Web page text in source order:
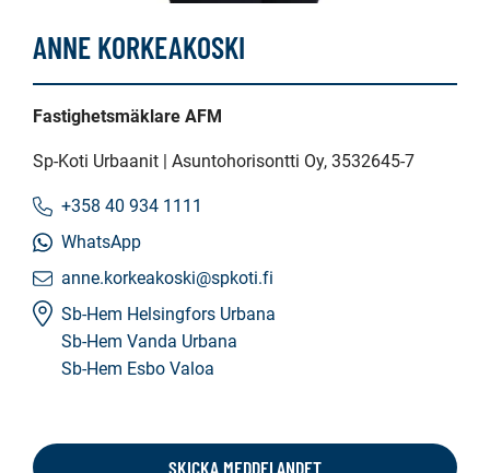
ANNE KORKEAKOSKI
Fastighetsmäklare AFM
Sp-Koti Urbaanit | Asuntohorisontti Oy, 3532645-7
+358 40 934 1111
WhatsApp
anne.korkeakoski@spkoti.fi
Sb-Hem Helsingfors Urbana
Sb-Hem Vanda Urbana
Sb-Hem Esbo Valoa
SKICKA MEDDELANDET